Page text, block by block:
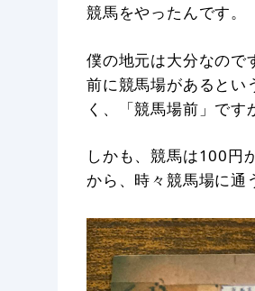
競馬をやったんです。
僕の地元は大分なので
前に競馬場があるとい
く、「競馬場前」です
しかも、競馬は100円
から、時々競馬場に通